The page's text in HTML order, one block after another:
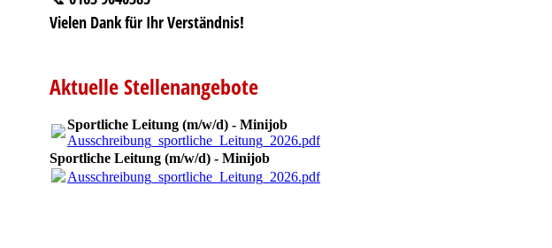
Vielen Dank für Ihr Verständnis!
Aktuelle Stellenangebote
Sportliche Leitung (m/w/d) - Minijob
Ausschreibung_sportliche_Leitung_2026.pdf
Sportliche Leitung (m/w/d) - Minijob
Ausschreibung_sportliche_Leitung_2026.pdf